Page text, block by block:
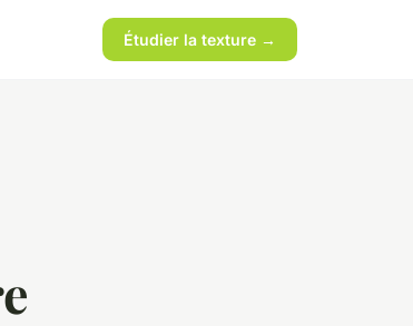
Étudier la texture →